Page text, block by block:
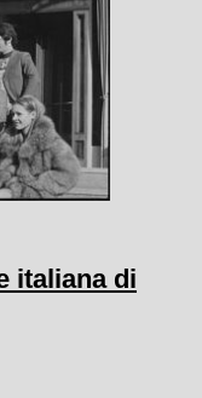
italiana di